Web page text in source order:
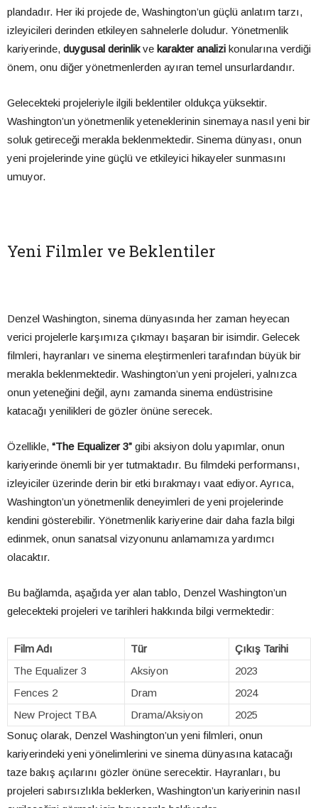
plandadır. Her iki projede de, Washington’un güçlü anlatım tarzı,
izleyicileri derinden etkileyen sahnelerle doludur. Yönetmenlik
kariyerinde, duygusal derinlikve karakter analizi konularına verdiği
önem, onu diğer yönetmenlerden ayıran temel unsurlardandır.
Gelecekteki projeleriyle ilgili beklentiler oldukça yüksektir.
Washington’un yönetmenlik yeteneklerinin sinemaya nasıl yeni bir
soluk getireceği merakla beklenmektedir. Sinema dünyası, onun
yeni projelerinde yine güçlü ve etkileyici hikayeler sunmasını
umuyor.
Yeni Filmler ve Beklentiler
Denzel Washington, sinema dünyasında her zaman heyecan
verici projelerle karşımıza çıkmayı başaran bir isimdir. Gelecek
filmleri, hayranları ve sinema eleştirmenleri tarafından büyük bir
merakla beklenmektedir. Washington’un yeni projeleri, yalnızca
onun yeteneğini değil, aynı zamanda sinema endüstrisine
katacağı yenilikleri de gözler önüne serecek.
Özellikle, “The Equalizer 3” gibi aksiyon dolu yapımlar, onun
kariyerinde önemli bir yer tutmaktadır. Bu filmdeki performansı,
izleyiciler üzerinde derin bir etki bırakmayı vaat ediyor. Ayrıca,
Washington’un yönetmenlik deneyimleri de yeni projelerinde
kendini gösterebilir. Yönetmenlik kariyerine dair daha fazla bilgi
edinmek, onun sanatsal vizyonunu anlamamıza yardımcı
olacaktır.
Bu bağlamda, aşağıda yer alan tablo, Denzel Washington’un
gelecekteki projeleri ve tarihleri hakkında bilgi vermektedir:
Film Adı Tür
Çıkış Tarihi
The Equalizer 3
Aksiyon
2023
Fences 2
Dram
2024
New Project TBA
Drama/Aksiyon
2025
Sonuç olarak, Denzel Washington’un yeni filmleri, onun
kariyerindeki yeni yönelimlerini ve sinema dünyasına katacağı
taze bakış açılarını gözler önüne serecektir. Hayranları, bu
projeleri sabırsızlıkla beklerken, Washington’un kariyerinin nasıl